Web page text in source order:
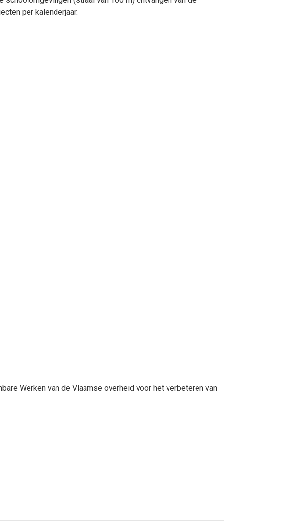
per kalenderjaar.
Werken van de Vlaamse overheid voor het verbeteren van